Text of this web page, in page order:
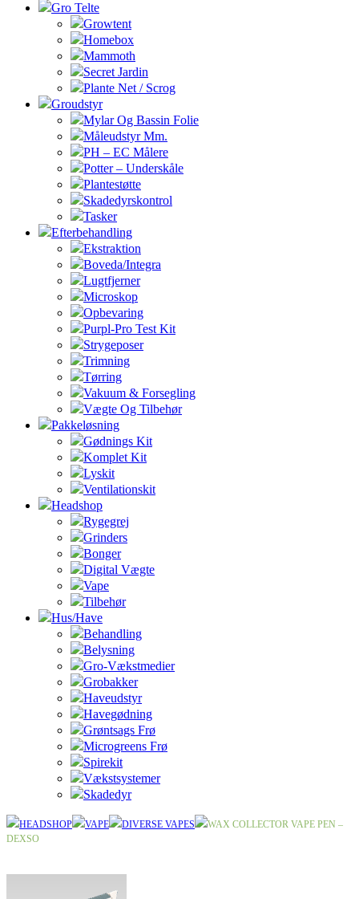
Gro Telte
Growtent
Homebox
Mammoth
Secret Jardin
Plante Net / Scrog
Groudstyr
Mylar Og Bassin Folie
Måleudstyr Mm.
PH – EC Målere
Potter – Underskåle
Plantestøtte
Skadedyrskontrol
Tasker
Efterbehandling
Ekstraktion
Boveda/Integra
Lugtfjerner
Microskop
Opbevaring
Purpl-Pro Test Kit
Strygeposer
Trimning
Tørring
Vakuum & Forsegling
Vægte Og Tilbehør
Pakkeløsning
Gødnings Kit
Komplet Kit
Lyskit
Ventilationskit
Headshop
Rygegrej
Grinders
Bonger
Digital Vægte
Vape
Tilbehør
Hus/Have
Behandling
Belysning
Gro-Vækstmedier
Grobakker
Haveudstyr
Havegødning
Grøntsags Frø
Microgreens Frø
Spirekit
Vækstsystemer
Skadedyr
HEADSHOP VAPE DIVERSE VAPES
WAX COLLECTOR VAPE PEN –
DEXSO